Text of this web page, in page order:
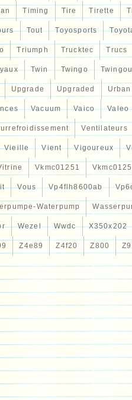
Timing Tire Tirette
Tout Toyosports
Triumph Trucktec Trucs
Twin Twingo
Upgrade Upgraded Urban
Vacuum Vaico Valeo
Ventilateurs
Vieille Vient Vigoureux
Vkmc01251
Vous Vp4flh8600ab
Waterpump
Wezel Wwdc X350x202
Z4e89 Z4f20 Z800